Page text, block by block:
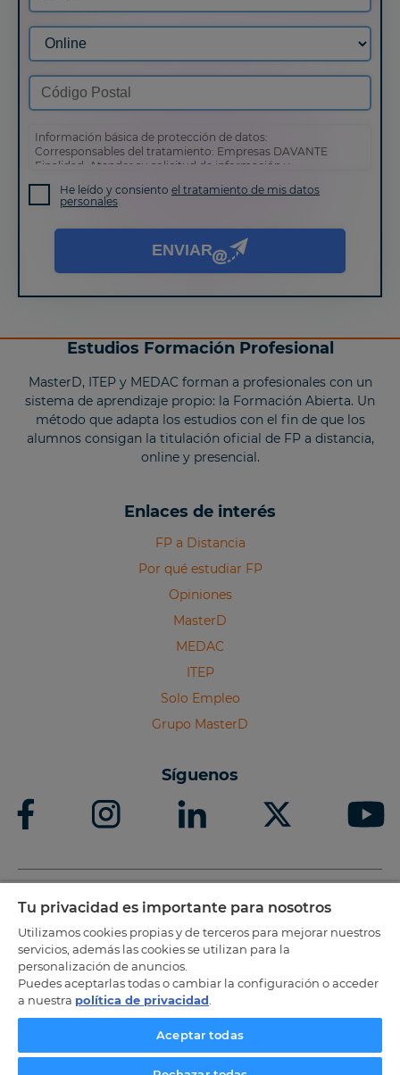
Información básica de protección de datos:
Corresponsables del tratamiento: Empresas DAVANTE
Finalidad: Atender su solicitud de información y
Derechos: Puede acceder, rectificar y suprimir sus datos,
así como otros derechos tal y como se explica en nuestra
He leído y consiento el tratamiento de mis datos
personales
ENVIAR
Estudios Formación Profesional
MasterD, ITEP y MEDAC forman a profesionales con un
sistema de aprendizaje propio: la Formación Abierta. Un
método que adapta los estudios con el fin de que los
alumnos consigan la titulación oficial de FP a distancia,
online y presencial.
Enlaces de interés
FP a Distancia
Por qué estudiar FP
Opiniones
MasterD
MEDAC
ITEP
Solo Empleo
Grupo MasterD
Síguenos
Titulo oficial acreditado por las CCAA
Tu privacidad es importante para nosotros
Utilizamos cookies propias y de terceros para mejorar nuestros
servicios, además las cookies se utilizan para la
personalización de anuncios.
Puedes aceptarlas todas o cambiar la configuración o acceder
a nuestra política de privacidad
Aceptar todas